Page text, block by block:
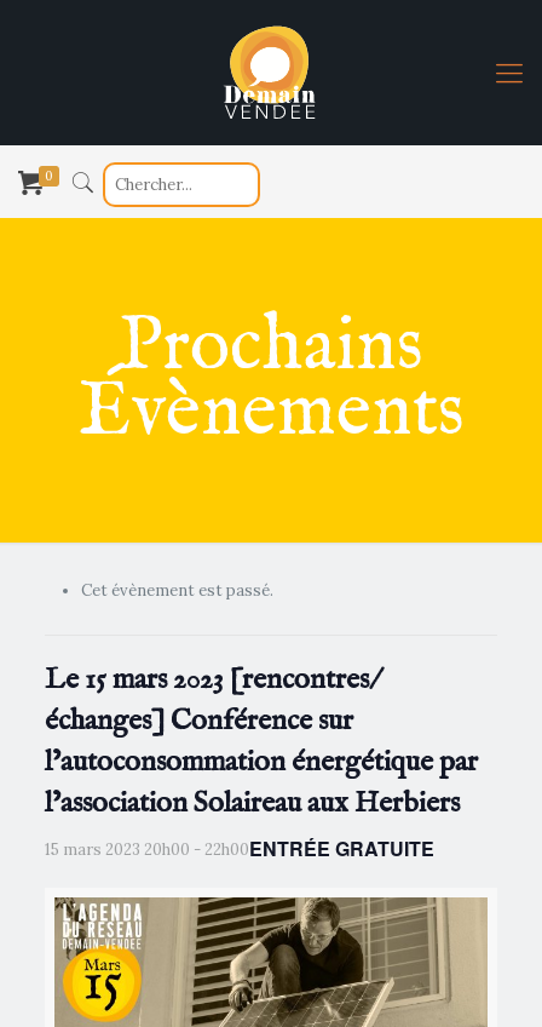
0
Prochains
Évènements
Cet évènement est passé.
Le 15 mars 2023 [rencontres/
échanges] Conférence sur
l’autoconsommation énergétique par
l’association Solaireau aux Herbiers
15 mars 2023 20h00 - 22h00ENTRÉE GRATUITE